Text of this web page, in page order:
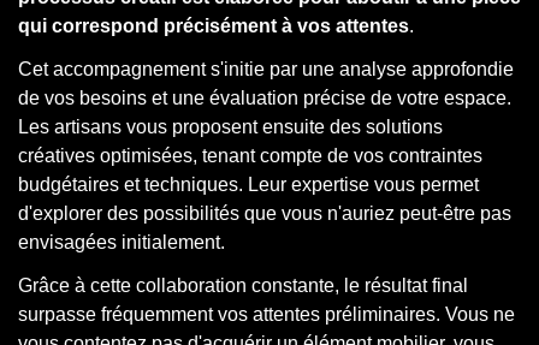
qui correspond précisément à vos attentes.
Cet accompagnement s'initie par une analyse approfondie
de vos besoins et une évaluation précise de votre espace.
Les artisans vous proposent ensuite des solutions
créatives optimisées, tenant compte de vos contraintes
budgétaires et techniques. Leur expertise vous permet
d'explorer des possibilités que vous n'auriez peut-être pas
envisagées initialement.
Grâce à cette collaboration constante, le résultat final
surpasse fréquemment vos attentes préliminaires. Vous ne